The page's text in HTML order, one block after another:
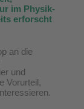
im Physik-
erforscht
an die
und
Vorurteil,